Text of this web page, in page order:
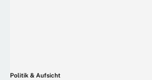
Politik & Aufsicht